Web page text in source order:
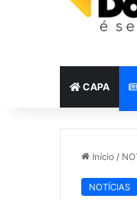
CAPA
Início /
NOTÍCIAS